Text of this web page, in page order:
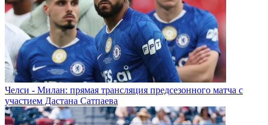
Челси - Милан: прямая трансляция предсезонного матча с
участием Дастана Сатпаева